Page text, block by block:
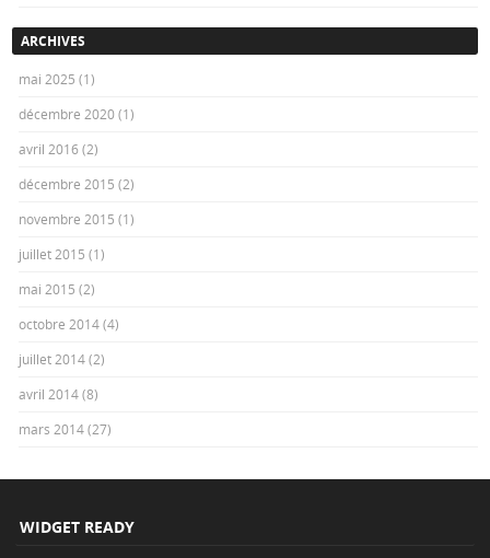
ARCHIVES
mai 2025 (1)
décembre 2020(1)
avril 2016 (2)
décembre 2015 (2)
novembre 2015 (1)
juillet 2015 (1)
mai 2015 (2)
octobre 2014(4)
juillet 2014(2)
avril 2014(8)
mars 2014(27)
WIDGET READY